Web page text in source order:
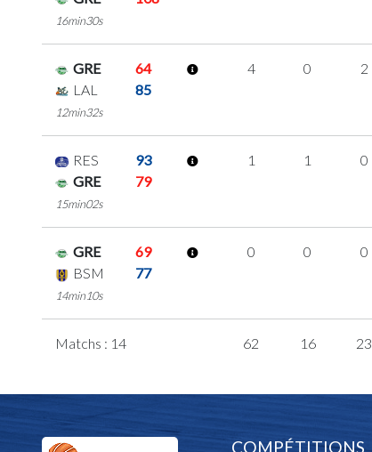
16min30s
GRE
64
LAL
85
12min32s
4 0 2
RES
93
GRE
79
15min02s
1 1 0
GRE
69
BSM
77
14min10s
0 0 0
Matchs : 14 62 16 23
COMPÉTITIONS